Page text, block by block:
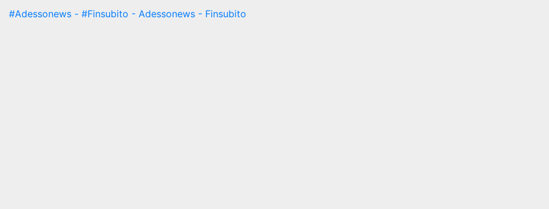
#Adessonews - #Finsubito - Adessonews - Finsubito